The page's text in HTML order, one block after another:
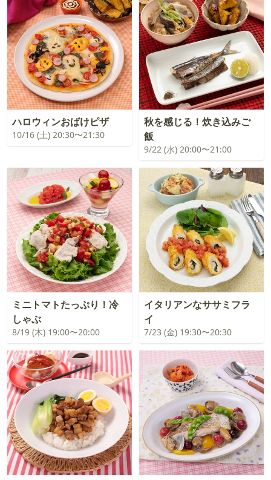
ハロウィンおばけピザ
10/16 (土) 20:30〜21:30
秋を感じる！炊き込みご
飯
9/22 (水) 20:00〜21:00
ミニトマトたっぷり！冷
しゃぶ
8/19 (木) 19:00〜20:00
イタリアンなササミフラ
イ
7/23 (金) 19:30〜20:30